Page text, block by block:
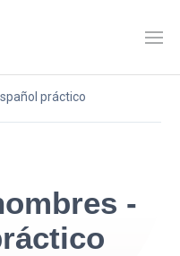
práctico
-